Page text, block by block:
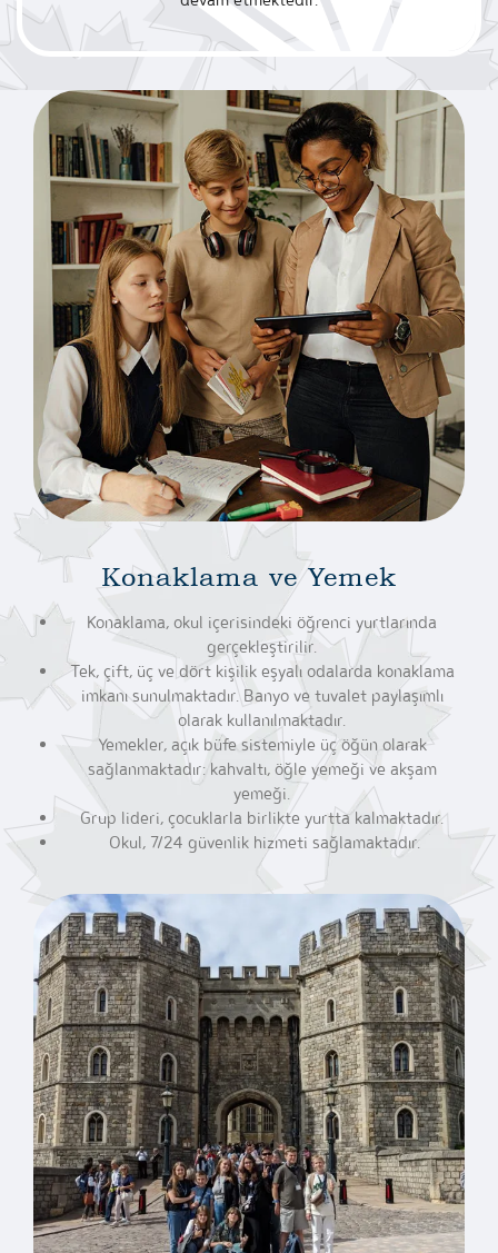
Konaklama ve Yemek
Konaklama, okul içerisindeki öğrenci yurtlarında
gerçekleştirilir.
Tek, çift, üç ve dört kişilik eşyalı odalarda konaklama
imkanı sunulmaktadır. Banyo ve tuvalet paylaşımlı
olarak kullanılmaktadır.
Yemekler, açık büfe sistemiyle üç öğün olarak
sağlanmaktadır: kahvaltı, öğle yemeği ve akşam
yemeği.
Grup lideri, çocuklarla birlikte yurtta kalmaktadır.
Okul, 7/24 güvenlik hizmeti sağlamaktadır.